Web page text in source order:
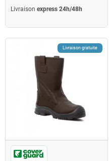
Livraison express 24h/48h
Livraison gratuite